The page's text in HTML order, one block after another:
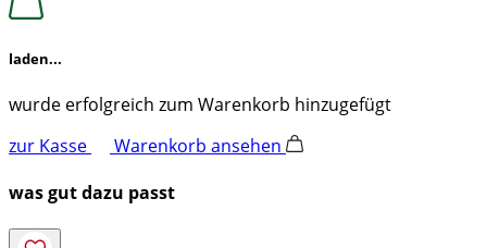
laden...
wurde erfolgreich zum Warenkorb hinzugefügt
zur Kasse
Warenkorb ansehen
was gut dazu passt